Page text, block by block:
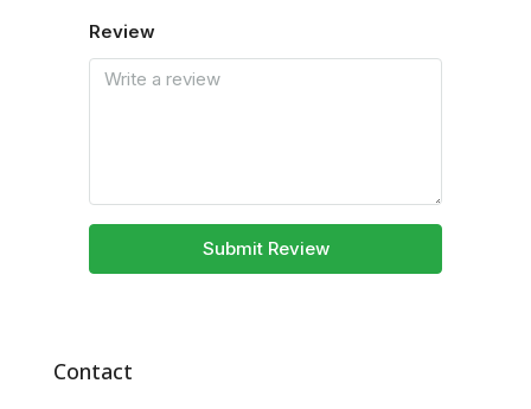
Review
Submit Review
Contact